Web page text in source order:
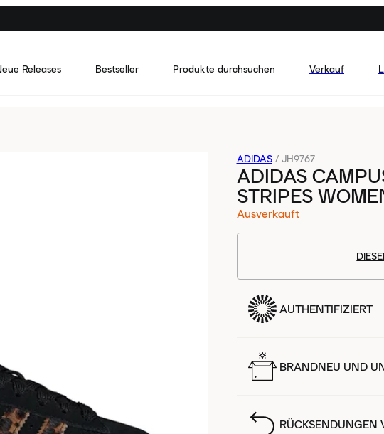
Releases Bestseller Produkte durchsuchen Verkauf
ADIDAS / JH9767
ADIDAS
STRIPES
Ausverkauft
AUTHENTIFIZIERT
BRANDNEU UND
RÜCKSENDUNGEN